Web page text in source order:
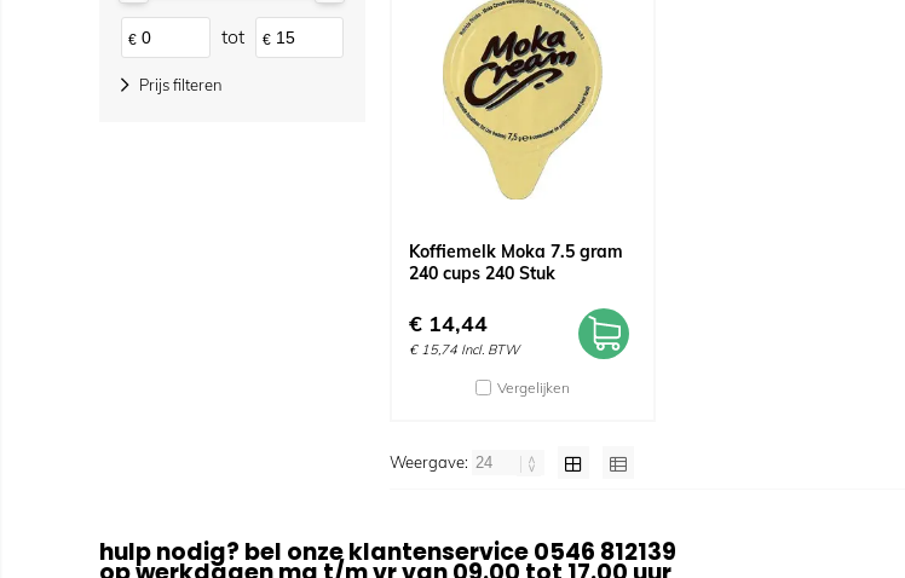
€ tot €
Prijs filteren
Koffiemelk Moka 7.5 gram
240 cups 240 Stuk
€ 14,44
€ 15,74 Incl. BTW
Vergelijken
Weergave:
hulp nodig? bel onze klantenservice 0546 812139